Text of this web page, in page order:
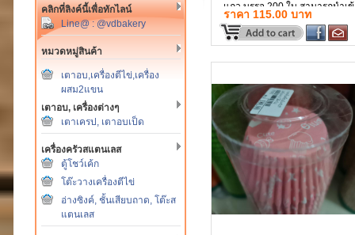
คลิกที่ลิงค์นี้เพื่อทักไลน์
Line@ : @vdbakery
หมวดหมู่สินค้า
เตาอบ,เครื่องตีไข่,เครื่อง
ผสม2แขน
เตาอบ, เครื่องต่างๆ
เตาเครป, เตาอบเป็ด
เครื่องครัวสแตนเลส
ตู้โชว์เค้ก
โต๊ะวางเครื่องตีไข่
อ่างซิงค์, ชั้นเสียบถาด, โต๊ะส
แตนเลส
แถว บรรจุ 200 ใบ สามารถนำเ
เตาอบได้เลยโดยไม่ต้องรองพิมพ์
หรือใช้เป็นถ้วยรองขนม คุ้กกี้ อา
หรือน้ำซอสได้ เนื่องจากเป็นกระ
เคลือบจึงไม่รั่วซึม (สินค้านำเข้า
ราคา 115.00 บาท